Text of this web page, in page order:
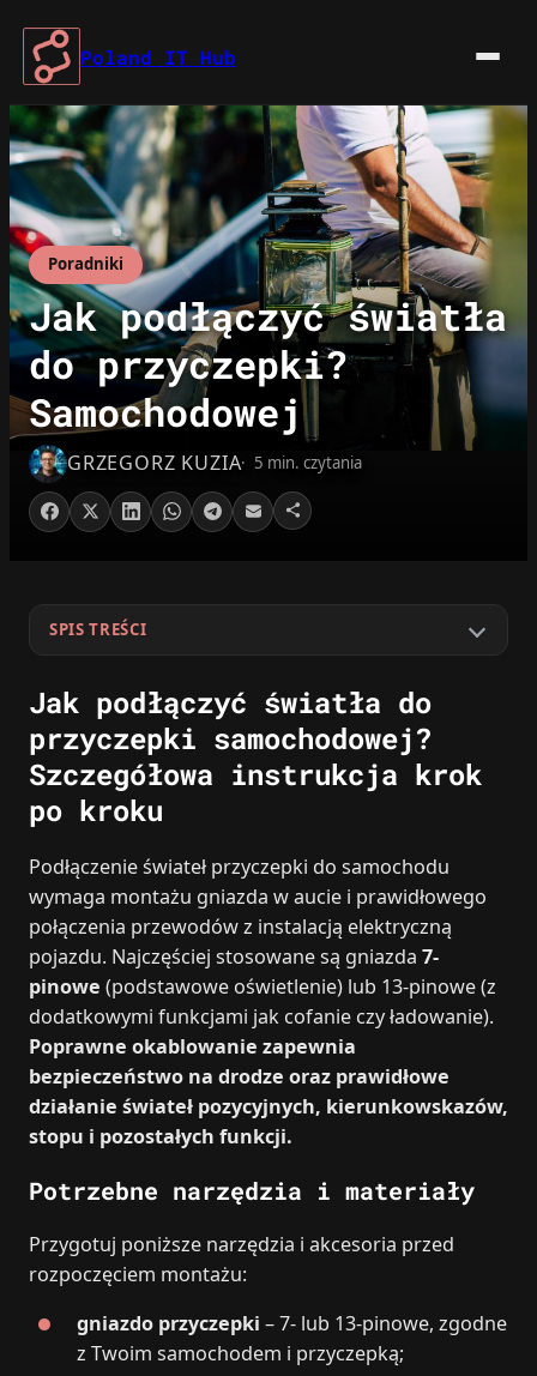
Przejdź
treści
Poland IT Hub
Poradniki
Jak podłączyć światła
do przyczepki?
Samochodowej
GRZEGORZ KUZIA 5 min. czytania
SPIS TREŚCI
Jak podłączyć światła do
przyczepki samochodowej?
Szczegółowa instrukcja krok
po kroku
Podłączenie świateł przyczepki do samochodu
wymaga montażu gniazda w aucie i prawidłowego
połączenia przewodów z instalacją elektryczną
pojazdu. Najczęściej stosowane są gniazda 7-
pinowe (podstawowe oświetlenie) lub 13-pinowe (z
dodatkowymi funkcjami jak cofanie czy ładowanie).
Poprawne okablowanie zapewnia
bezpieczeństwo na drodze oraz prawidłowe
działanie świateł pozycyjnych, kierunkowskazów,
stopu i pozostałych funkcji.
Potrzebne narzędzia i materiały
Przygotuj poniższe narzędzia i akcesoria przed
rozpoczęciem montażu:
gniazdo przyczepki – 7- lub 13-pinowe, zgodne
z Twoim samochodem i przyczepką;